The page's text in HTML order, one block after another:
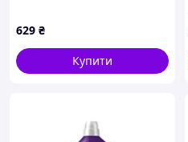
629 ₴
Купити